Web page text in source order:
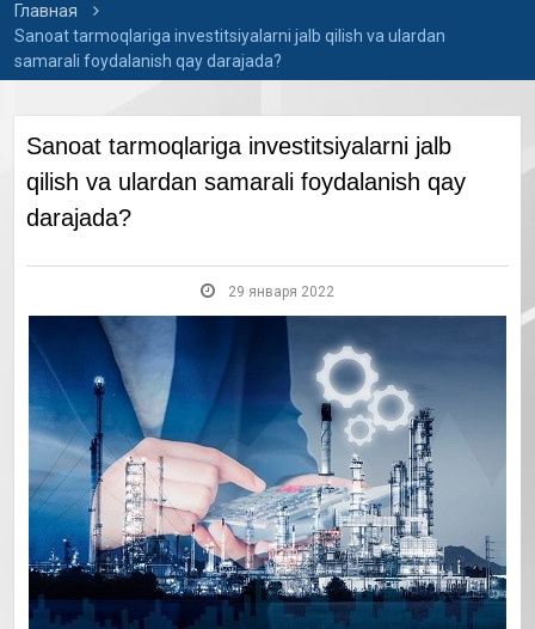
Главная
Sanoat tarmoqlariga investitsiyalarni jalb qilish va ulardan
samarali foydalanish qay darajada?
Sanoat tarmoqlariga investitsiyalarni jalb
qilish va ulardan samarali foydalanish qay
darajada?
29 января 2022